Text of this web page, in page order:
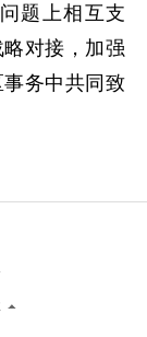
题上相互支
对接，加强
务中共同致